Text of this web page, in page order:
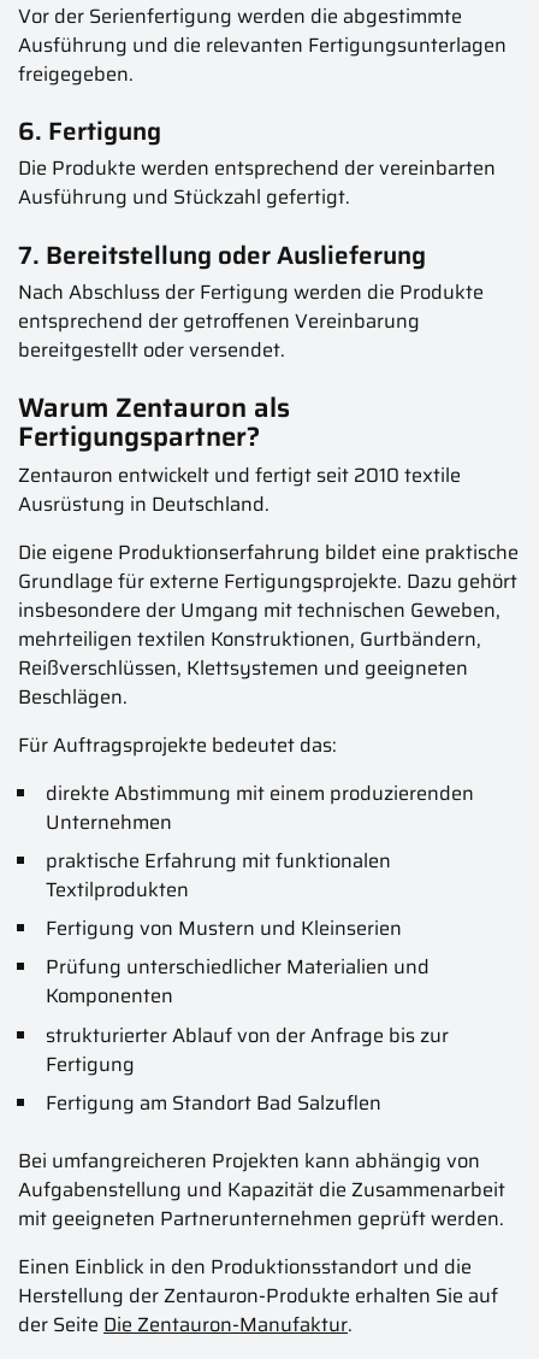
Vor der Serienfertigung werden die abgestimmte
Ausführung und die relevanten Fertigungsunterlagen
freigegeben.
6. Fertigung
Die Produkte werden entsprechend der vereinbarten
Ausführung und Stückzahl gefertigt.
7. Bereitstellung oder Auslieferung
Nach Abschluss der Fertigung werden die Produkte
entsprechend der getroffenen Vereinbarung
bereitgestellt oder versendet.
Warum Zentauron als
Fertigungspartner?
Zentauron entwickelt und fertigt seit 2010 textile
Ausrüstung in Deutschland.
Die eigene Produktionserfahrung bildet eine praktische
Grundlage für externe Fertigungsprojekte. Dazu gehört
insbesondere der Umgang mit technischen Geweben,
mehrteiligen textilen Konstruktionen, Gurtbändern,
Reißverschlüssen, Klettsystemen und geeigneten
Beschlägen.
Für Auftragsprojekte bedeutet das:
direkte Abstimmung mit einem produzierenden
Unternehmen
praktische Erfahrung mit funktionalen
Textilprodukten
Fertigung von Mustern und Kleinserien
Prüfung unterschiedlicher Materialien und
Komponenten
strukturierter Ablauf von der Anfrage bis zur
Fertigung
Fertigung am Standort Bad Salzuflen
Bei umfangreicheren Projekten kann abhängig von
Aufgabenstellung und Kapazität die Zusammenarbeit
mit geeigneten Partnerunternehmen geprüft werden.
Einen Einblick in den Produktionsstandort und die
Herstellung der Zentauron-Produkte erhalten Sie auf
der Seite Die Zentauron-Manufaktur.